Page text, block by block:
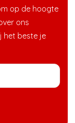
op de hoogte
ons
het beste je